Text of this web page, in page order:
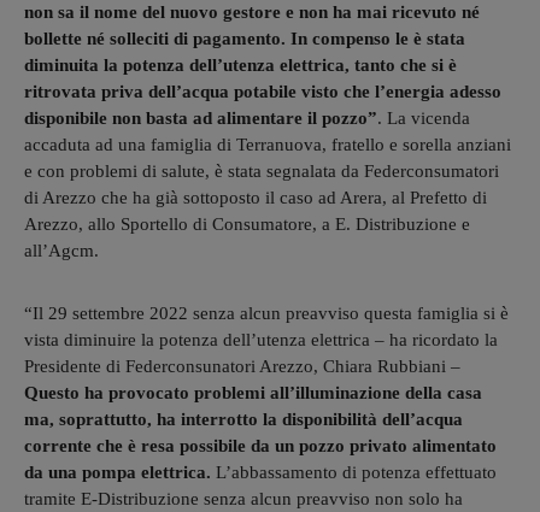
non sa il nome del nuovo gestore e non ha mai ricevuto né
bollette né solleciti di pagamento. In compenso le è stata
diminuita la potenza dell’utenza elettrica, tanto che si è
ritrovata priva dell’acqua potabile visto che l’energia adesso
disponibile non basta ad alimentare il pozzo”. La vicenda
accaduta ad una famiglia di Terranuova, fratello e sorella anziani
e con problemi di salute, è stata segnalata da Federconsumatori
di Arezzo che ha già sottoposto il caso ad Arera, al Prefetto di
Arezzo, allo Sportello di Consumatore, a E. Distribuzione e
all’Agcm.
“Il 29 settembre 2022 senza alcun preavviso questa famiglia si è
vista diminuire la potenza dell’utenza elettrica – ha ricordato la
Presidente di Federconsunatori Arezzo, Chiara Rubbiani –
Questo ha provocato problemi all’illuminazione della casa
ma, soprattutto, ha interrotto la disponibilità dell’acqua
corrente che è resa possibile da un pozzo privato alimentato
da una pompa elettrica. L’abbassamento di potenza effettuato
tramite E-Distribuzione senza alcun preavviso non solo ha